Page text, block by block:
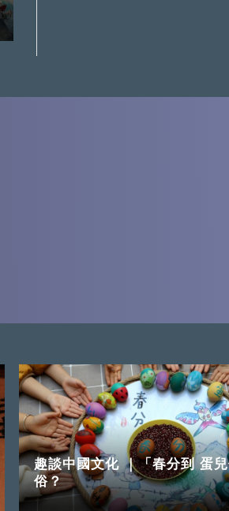
趣談中國文化 ｜「春分到 蛋
俗？